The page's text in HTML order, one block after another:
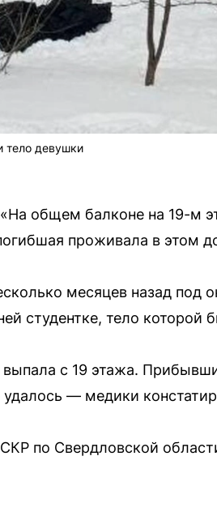
тело девушки
общем балконе на 19-м
проживала в этом
месяцев назад под
студентке, тело
с 19 этажа.
— медики
по Свердловской